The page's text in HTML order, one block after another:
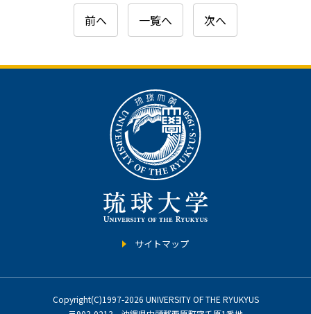
前へ 一覧へ 次へ
サイトマップ
Copyright(C)1997-2026 UNIVERSITY OF THE RYUKYUS